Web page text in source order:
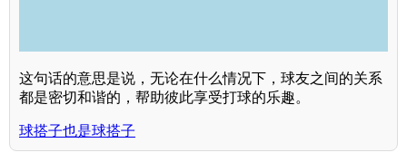
这句话的意思是说，无论在什么情况下，球友之间的关系
都是密切和谐的，帮助彼此享受打球的乐趣。
球搭子也是球搭子